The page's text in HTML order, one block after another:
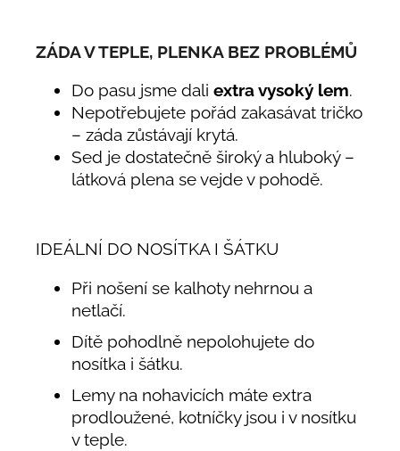
ZÁDA V TEPLE, PLENKA BEZ PROBLÉMŮ
Do pasu jsme dali extra vysoký lem.
Nepotřebujete pořád zakasávat tričko
– záda zůstávají krytá.
Sed je dostatečně široký a hluboký –
látková plena se vejde v pohodě.
IDEÁLNÍ DO NOSÍTKA I ŠÁTKU
Při nošení se kalhoty nehrnou a
netlačí.
Dítě pohodlně nepolohujete do
nosítka i šátku.
Lemy na nohavicích máte extra
prodloužené, kotníčky jsou i v nosítku
v teple.